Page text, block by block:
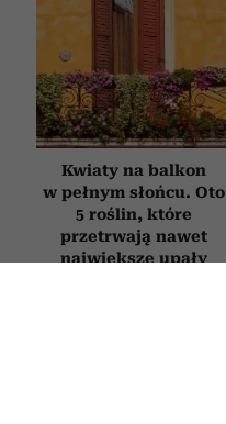
Kwiaty na balkon
w pełnym słońcu. Oto
5 roślin, które
przetrwają nawet
największe upały